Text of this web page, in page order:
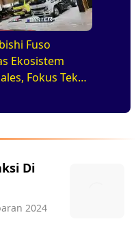
Fuso
Ekosistem
Fokus Tekan
Di
2024